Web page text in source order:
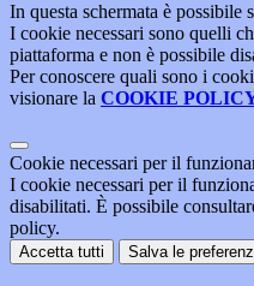
In questa schermata è possibile
I cookie necessari sono quelli
piattaforma e non è possibile
Per conoscere quali sono i
visionare la COOKIE
Cookie necessari per il
I cookie necessari per il
disabilitati. È possibile
policy.
Accetta tutti Salva le